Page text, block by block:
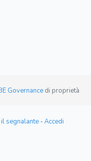
Governance di proprietà
segnalante -Accedi